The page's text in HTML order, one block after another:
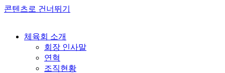
콘텐츠로 건너뛰기
체육회 소개
회장 인사말
연혁
조직현황